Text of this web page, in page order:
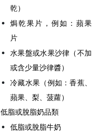
乾）
焗乾果片，例如：蘋果
片
水果盤或水果沙律（不加
或含少量沙律醬）
冷藏水果（例如：香蕉、
蘋果、梨、菠蘿）
低脂或脫脂奶品類
低脂或脫脂牛奶